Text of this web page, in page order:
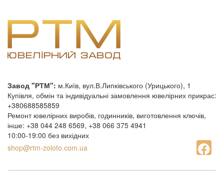
Завод "РТМ": м.Київ, вул.В.Липківського (Урицького), 1
Купівля, обмін та індивідуальні замовлення ювелірних прикрас:
+380688585859
Ремонт ювелірних виробів, годинників, виготовлення ключів,
інше: +38 044 248 6569, +38 066 375 4941
10:00-19:00 без вихідних
shop@rtm-zoloto.com.ua